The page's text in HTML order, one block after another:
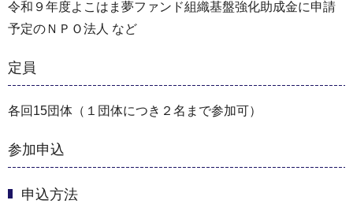
令和９年度よこはま夢ファンド組織基盤強化助成金に申請
予定のＮＰＯ法人 など
定員
各回15団体（１団体につき２名まで参加可）
参加申込
申込方法